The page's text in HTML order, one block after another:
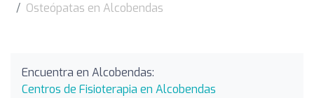
Osteópatas en Alcobendas
Encuentra en Alcobendas:
Centros de Fisioterapia en Alcobendas